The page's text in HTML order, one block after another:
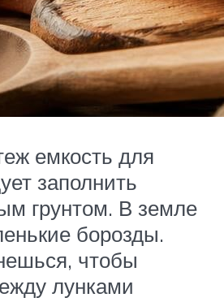
емкость для
заполнить
грунтом. В земле
борозды.
чтобы
лунками